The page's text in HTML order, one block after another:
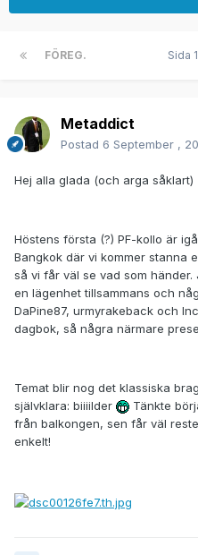
FÖREG. Sida
Metaddict
Postad 6 September ,
Hej alla glada (och arga såklart)
Höstens första (?) PF-kollo är
Bangkok där vi kommer stanna
så vi får väl se vad som
en lägenhet tillsammans och
DaPine87, urmyrakeback och
dagbok, så några närmare
Temat blir nog det klassiska
självklara: biiiilder
Tänkte
från balkongen, sen får väl
enkelt!